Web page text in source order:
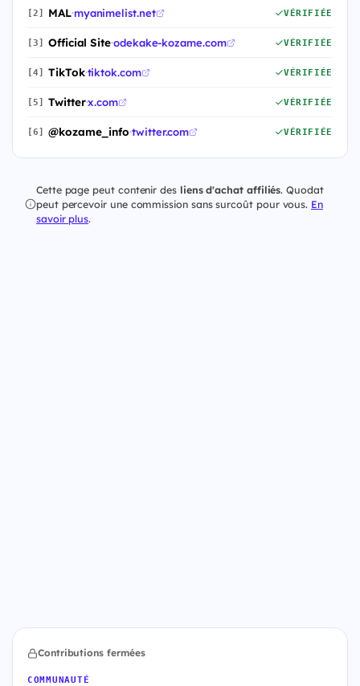
[2] MAL·myanimelist.net VÉRIFIÉE
[3] Official Site·odekake-kozame.com VÉRIFIÉE
[4] TikTok·tiktok.com VÉRIFIÉE
[5] Twitter·x.com VÉRIFIÉE
[6] @kozame_info·twitter.com VÉRIFIÉE
Cette page peut contenir des liens d'achat affiliés. Quodat
peut percevoir une commission sans surcoût pour vous. En
savoir plus.
Contributions fermées
COMMUNAUTÉ